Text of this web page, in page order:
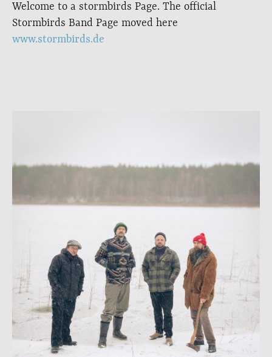
Welcome to a stormbirds Page. The official
Stormbirds Band Page moved here
www.stormbirds.de